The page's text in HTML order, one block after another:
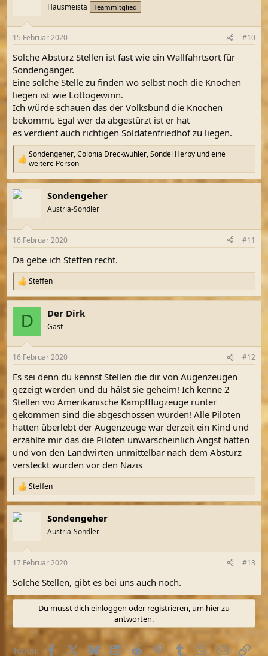
e
:
Hausmeista Teammitglied
15 Februar 2020 #10
Solche Absturz Stellen ist fast wie ein Wallfahrtsort für
Sondengänger.
Eine solche Stelle zu finden wo selbst noch die Knochen
liegen ist wie Lottogewinn.
Ich würde schauen das der Volksbund die Knochen
bekommt. Egal wer da abgestürzt ist er hat
es verdient auch richtigen Soldatenfriedhof zu liegen.
R
e
a
k
t
n
e
n
:
Sondengeher,Colonia Dreckwuhler,Sondel Herby und eine
weitere Person
Sondengeher
Austria-Sondler
16 Februar 2020 #11
Da gebe ich Steffen recht.
R
e
a
e
:
Steffen
D Der Dirk
Gast
16 Februar 2020 #12
Es sei denn du kennst Stellen die dir von Augenzeugen
gezeigt werden und du hälst sie geheim! Ich kenne 2
Stellen wo Amerikanische Kampfflugzeuge runter
gekommen sind die abgeschossen wurden! Alle Piloten
hatten überlebt der Augenzeuge war derzeit ein Kind und
erzählte mir das die Piloten unwarscheinlich Angst hatten
und von den Landwirten unmittelbar nach dem Absturz
versteckt wurden vor den Nazis
R
e
a
k
e
:
Steffen
Sondengeher
Austria-Sondler
17 Februar 2020 #13
Solche Stellen, gibt es bei uns auch noch.
Du musst dich einloggen oder registrieren, um hier zu
antworten.
Teilen: FacebookX (Twitter)
BlueskyLinkedIn
Reddit PinterestTumblrWhatsApp
E-MailLink